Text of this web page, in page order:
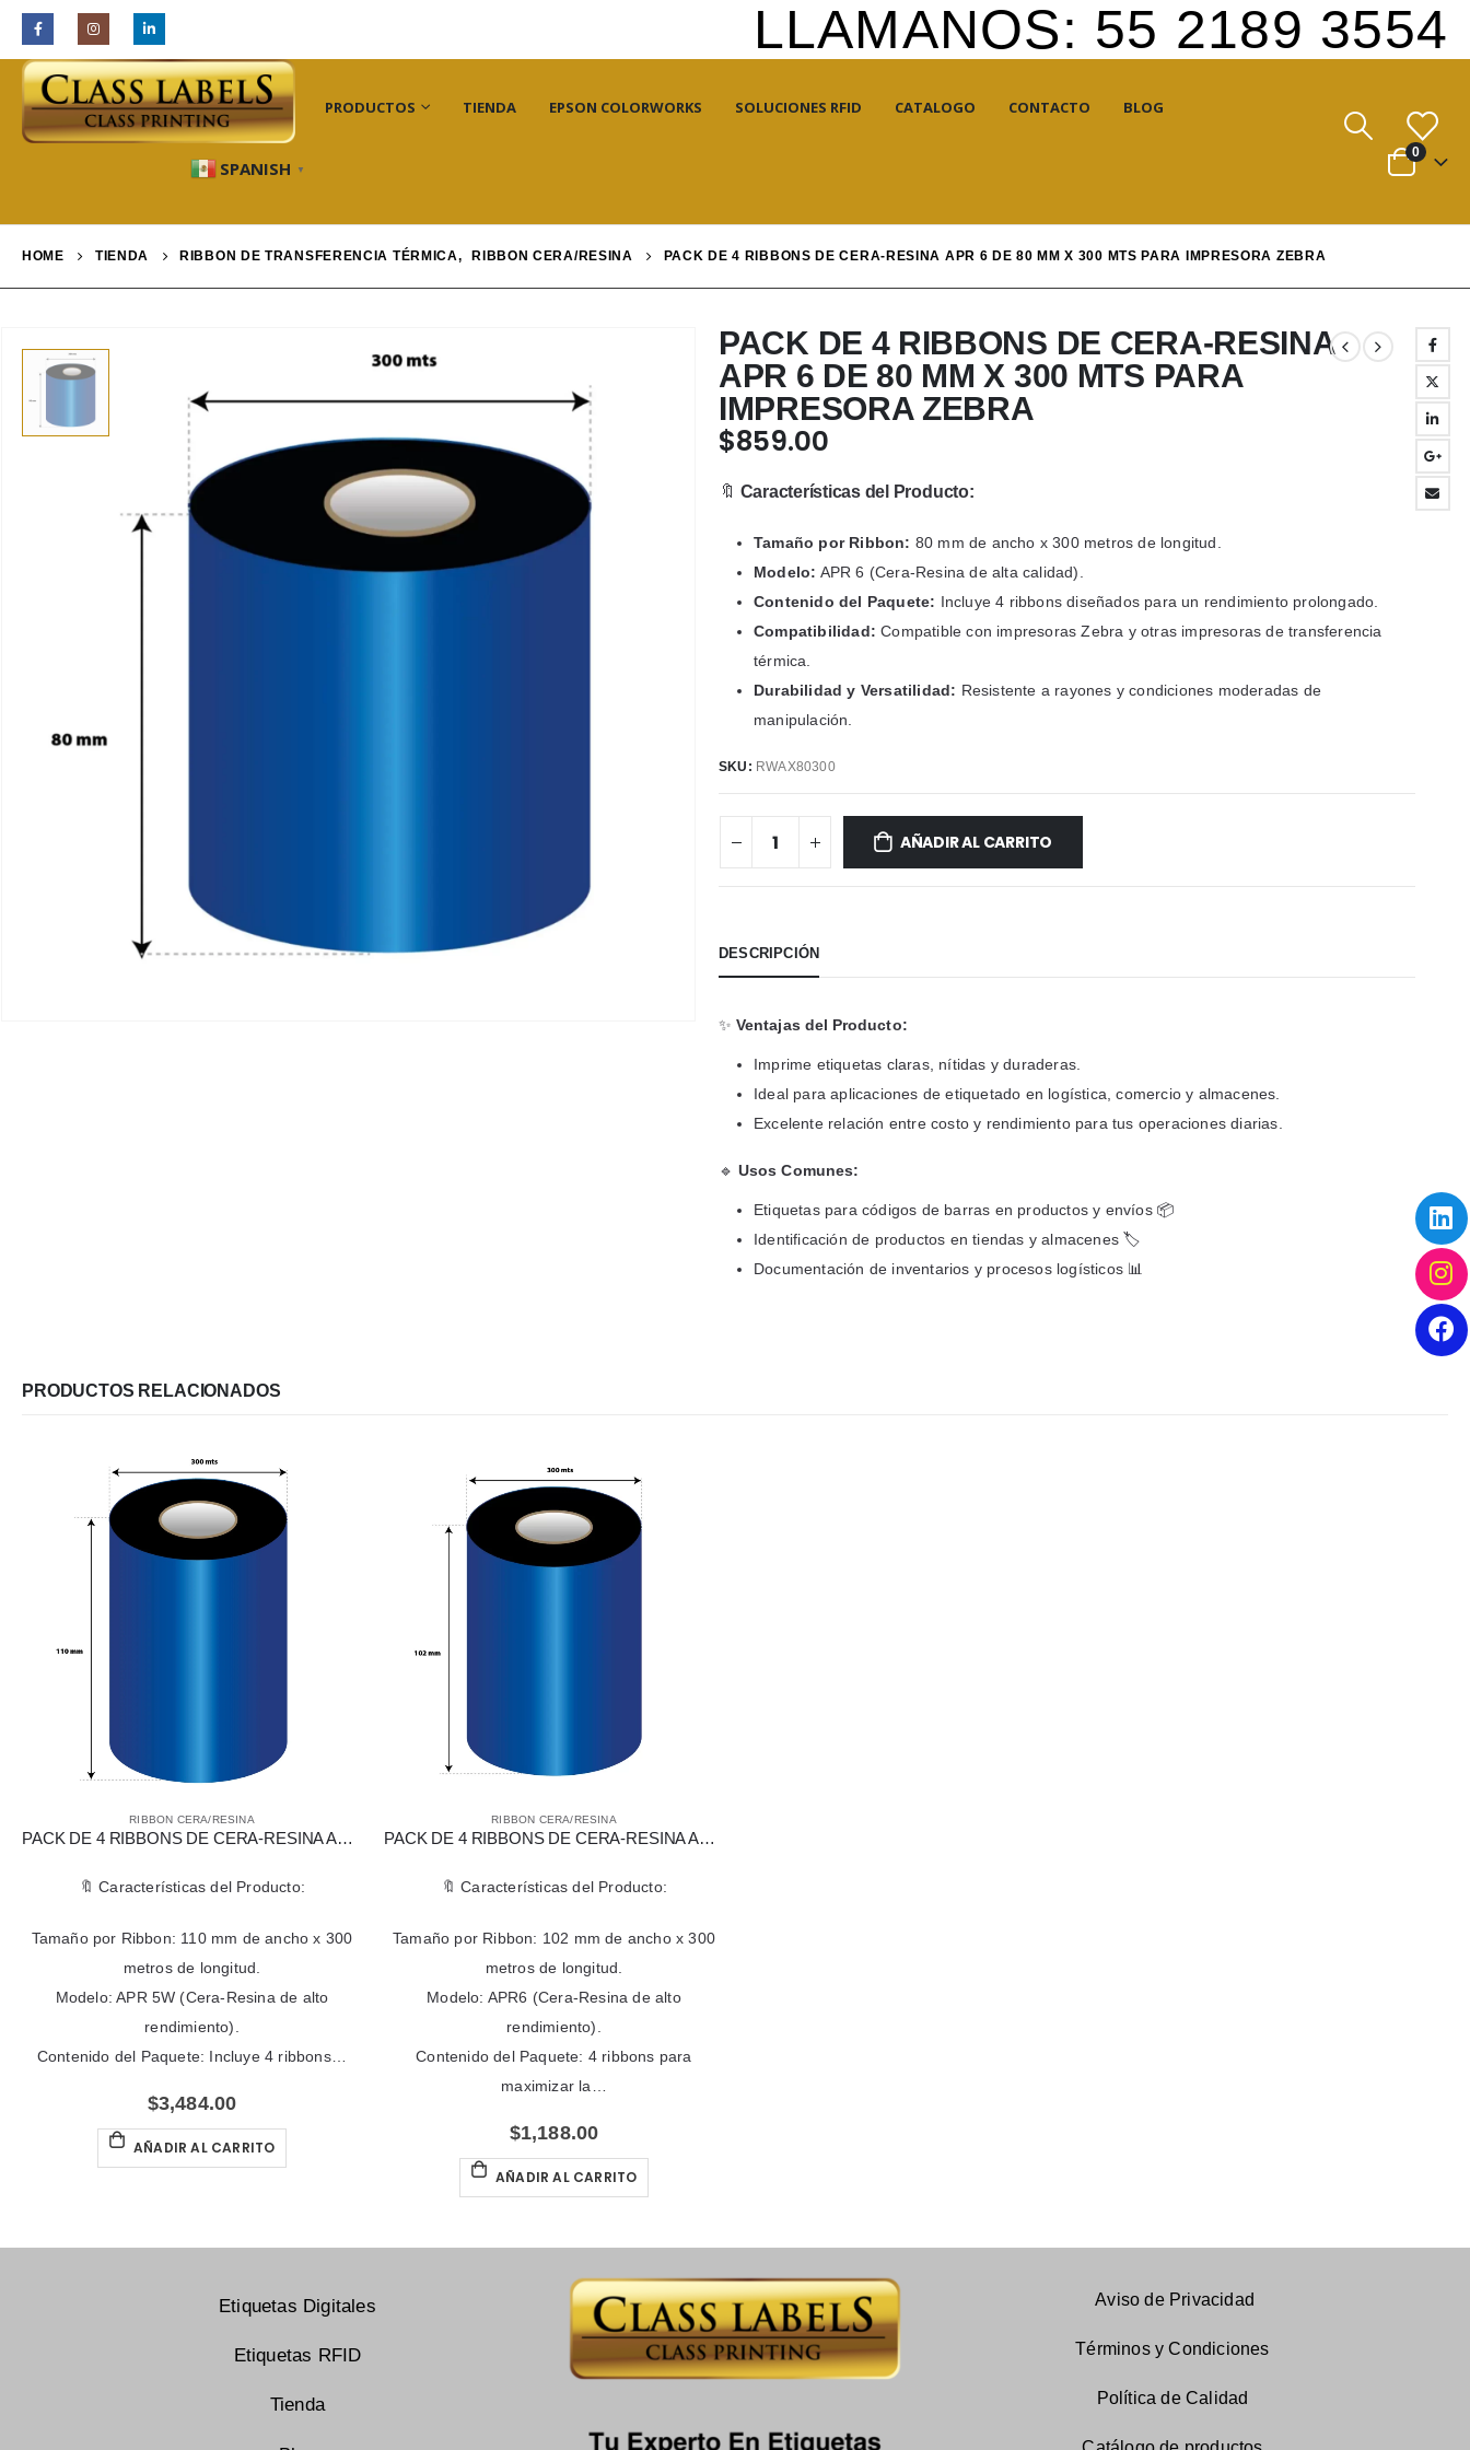
LLAMANOS: 55 2189 3554
INDUSTRIAS PRODUCTOS TIENDA EPSON COLORWORKS SOLUCIONES RFID CATALOGO CONTACTO BLOG
SPANISH ▼
0
HOME TIENDA RIBBON DE TRANSFERENCIA TÉRMICA, RIBBON CERA/RESINA PACK DE 4 RIBBONS DE CERA-RESINA APR 6 DE 80 MM X 300 MTS PARA IMPRESORA ZEBRA
PACK DE 4 RIBBONS DE CERA-RESINA
APR 6 DE 80 MM X 300 MTS PARA
IMPRESORA ZEBRA
$859.00
🔖 Características del Producto:
Tamaño por Ribbon: 80 mm de ancho x 300 metros de longitud.
Modelo: APR 6 (Cera-Resina de alta calidad).
Contenido del Paquete: Incluye 4 ribbons diseñados para un rendimiento prolongado.
Compatibilidad: Compatible con impresoras Zebra y otras impresoras de transferencia
térmica.
Durabilidad y Versatilidad: Resistente a rayones y condiciones moderadas de
manipulación.
SKU: RWAX80300
AÑADIR AL CARRITO
DESCRIPCIÓN
✨Ventajas del Producto:
Imprime etiquetas claras, nítidas y duraderas.
Ideal para aplicaciones de etiquetado en logística, comercio y almacenes.
Excelente relación entre costo y rendimiento para tus operaciones diarias.
🔹Usos Comunes:
Etiquetas para códigos de barras en productos y envíos 📦
Identificación de productos en tiendas y almacenes 🏷️
Documentación de inventarios y procesos logísticos 📊
PRODUCTOS RELACIONADOS
RIBBON CERA/RESINA
PACK DE 4 RIBBONS DE CERA-RESINA APR 5W DE 110 MM X 300 MTS PARA IMPRESORA ZEBRA
🔖 Características del Producto:
Tamaño por Ribbon: 110 mm de ancho x 300
metros de longitud.
Modelo: APR 5W (Cera-Resina de alto
rendimiento).
Contenido del Paquete: Incluye 4 ribbons…
$3,484.00
AÑADIR AL CARRITO
RIBBON CERA/RESINA
PACK DE 4 RIBBONS DE CERA-RESINA APR6 DE 102 MM X 300 MTS PARA IMPRESORA ZEBRA LBL 1″
🔖 Características del Producto:
Tamaño por Ribbon: 102 mm de ancho x 300
metros de longitud.
Modelo: APR6 (Cera-Resina de alto
rendimiento).
Contenido del Paquete: 4 ribbons para
maximizar la…
$1,188.00
AÑADIR AL CARRITO
Etiquetas Digitales
Etiquetas RFID
Tienda
Aviso de Privacidad
Términos y Condiciones
Política de Calidad